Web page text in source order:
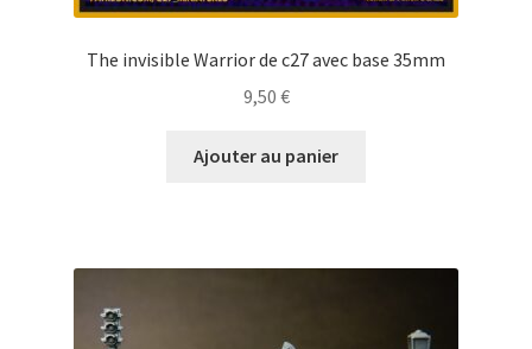
The invisible Warrior de c27 avec base 35mm
9,50 €
Ajouter au panier